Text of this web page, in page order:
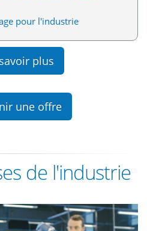
pour l'industrie
plus
une offre
de l'industrie